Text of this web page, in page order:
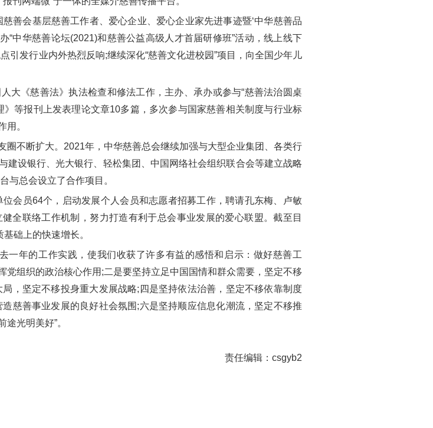
会基层慈善工作者、爱心企业、爱心企业家先进事迹暨‘中华慈善品
“中华慈善论坛(2021)和慈善公益高级人才首届研修班”活动，线上线下
引发行业内外热烈反响;继续深化“慈善文化进校园”项目，向全国少年儿
《慈善法》执法检查和修法工作，主办、承办或参与“慈善法治圆桌
等报刊上发表理论文章10多篇，多次参与国家慈善相关制度与行业标
用。
不断扩大。2021年，中华慈善总会继续加强与大型企业集团、各类行
建设银行、光大银行、轻松集团、中国网络社会组织联合会等建立战略
与总会设立了合作项目。
员64个，启动发展个人会员和志愿者招募工作，聘请孔东梅、卢敏
全联络工作机制，努力打造有利于总会事业发展的爱心联盟。截至目
础上的快速增长。
年的工作实践，使我们收获了许多有益的感悟和启示：做好慈善工
组织的政治核心作用;二是要坚持立足中国国情和群众需要，坚定不移
，坚定不移投身重大发展战略;四是坚持依法治善，坚定不移依靠制度
慈善事业发展的良好社会氛围;六是坚持顺应信息化潮流，坚定不移推
光明美好”。
责任编辑：csgyb2